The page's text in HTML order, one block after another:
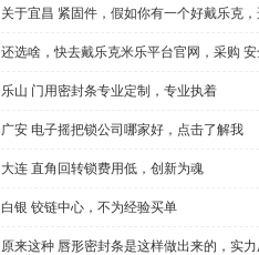
关于宜昌 紧固件，假如你有一个好戴乐克
还选啥，快去戴乐克米乐平台官网，采购
乐山 门用密封条专业定制，专业执着
广安 电子摇把锁公司哪家好，点击了解我
大连 直角回转锁费用低，创新为魂
白银 铰链中心，不为经验买单
原来这种 唇形密封条是这样做出来的，实